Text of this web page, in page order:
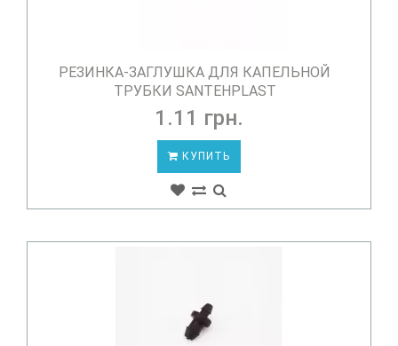
РЕЗИНКА-ЗАГЛУШКА ДЛЯ КАПЕЛЬНОЙ
ТРУБКИ SANTEHPLAST
1.11 грн.
КУПИТЬ